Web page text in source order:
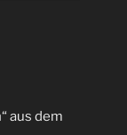
aus dem